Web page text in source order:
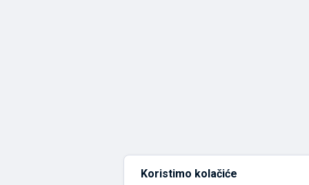
Koristimo kolačiće